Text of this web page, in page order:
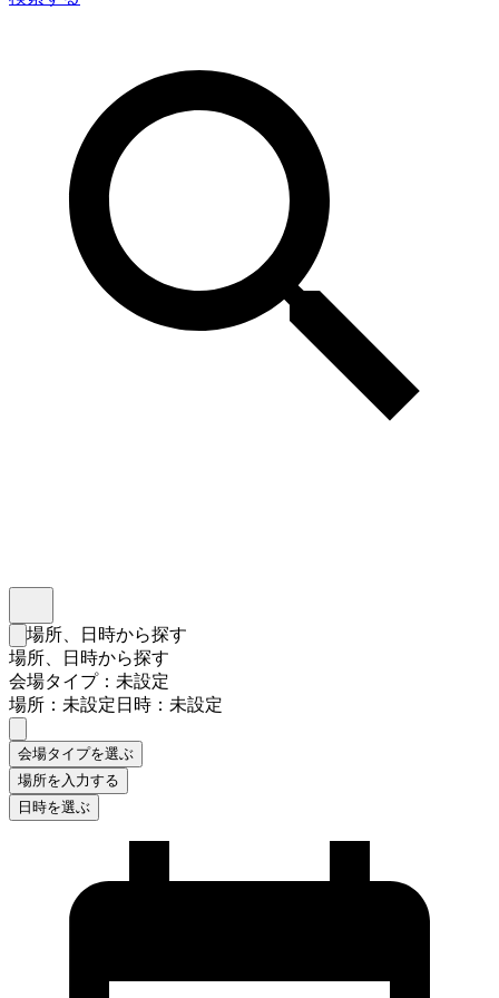
検索フォームを閉じる
場所、日時から探す
場所、日時から探す
会場タイプ：未設定
場所：未設定日時：未設定
会場タイプを選ぶ
場所を入力する
日時を選ぶ